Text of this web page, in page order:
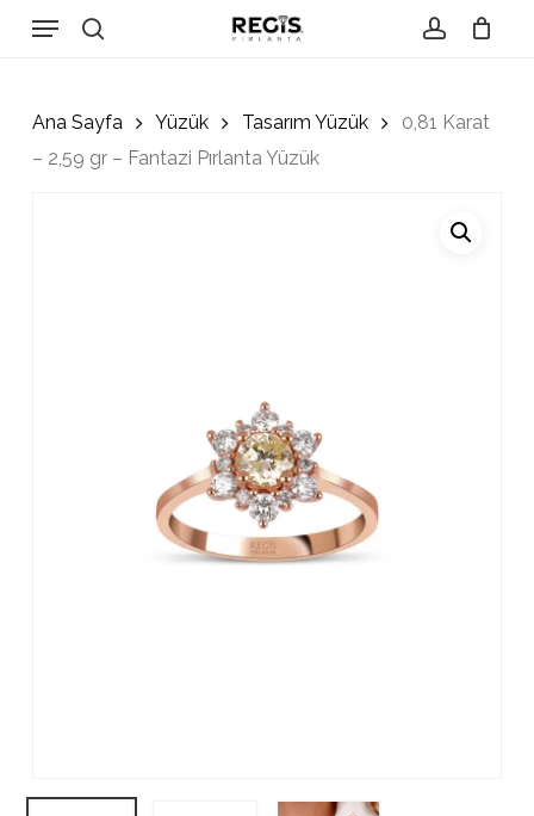
Menu
Ana Sayfa Yüzük Tasarım Yüzük
0,81 Karat
– 2,59 gr – Fantazi Pırlanta Yüzük